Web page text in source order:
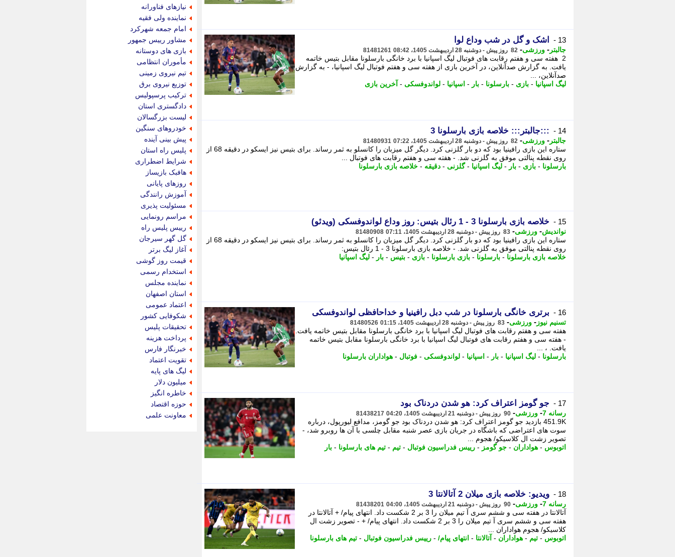
13 - اشک و گل در شب وداع لوا
جالبتر - ورزشی- 82 روز پیش - دوشنبه 28 اردیبهشت 1405، 08:42 81481261
2 هفته سی و هفتم رقابت های فوتبال لیگ اسپانیا با برد خانگی بارسلونا مقابل بتیس خاتمه
یافت. به گزارش صدآنلاین، در آخرین بازی از هفته سی و هفتم فوتبال لیگ اسپانیا، - به گزارش
صدآنلاین، ...
لیگ اسپانیا - بازی - بارسلونا - بار - اسپانیا - لواندوفسکی - آخرین بازی
14 - :::جالبتر::: خلاصه بازی بارسلونا 3
جالبتر - ورزشی- 82 روز پیش - دوشنبه 28 اردیبهشت 1405، 07:22 81480931
ستاره این بازی رافینیا بود که دو بار گلزنی کرد. دیگر گل میزبان را کانسلو به ثمر رساند. برای بتیس نیز ایسکو در دقیقه 68 از
روی نقطه پنالتی موفق به گلزنی شد. - هفته سی و هفتم رقابت های فوتبال ...
بارسلونا - بازی - بار - لیگ اسپانیا -گلزنی - دقیقه - خلاصه بازی بارسلونا
15 - خلاصه بازی بارسلونا 3 - 1 رئال بتیس: روز وداع لواندوفسکی (ویدئو)
نواندیش- ورزشی- 83 روز پیش - دوشنبه 28 اردیبهشت 1405، 07:11 81480908
ستاره این بازی رافینیا بود که دو بار گلزنی کرد. دیگر گل میزبان را کانسلو به ثمر رساند. برای بتیس نیز ایسکو در دقیقه 68 از
روی نقطه پنالتی موفق به گلزنی شد. - خلاصه بازی بارسلونا 3 - 1 رئال بتیس:
خلاصه بازی بارسلونا - بارسلونا - بازی بارسلونا - بازی - بتیس - بار - لیگ اسپانیا
16 - برتری خانگی بارسلونا در شب دبل رافینیا و خداحافظی لواندوفسکی
تسنیم نیوز - ورزشی- 83 روز پیش - دوشنبه 28 اردیبهشت 1405، 01:15 81480526
هفته سی و هفتم رقابت های فوتبال لیگ اسپانیا با برد خانگی بارسلونا مقابل بتیس خاتمه یافت.
- هفته سی و هفتم رقابت های فوتبال لیگ اسپانیا با برد خانگی بارسلونا مقابل بتیس خاتمه
یافت. ، ...
بارسلونا - لیگ اسپانیا - بار - اسپانیا - لواندوفسکی - فوتبال - هواداران بارسلونا
17 - جو گومز اعتراف کرد: هو شدن دردناک بود
رسانه 7 - ورزشی- 90 روز پیش - دوشنبه 21 اردیبهشت 1405، 04:20 81438217
451.9K بازدید جو گومز اعتراف کرد: هو شدن دردناک بود جو گومز، مدافع لیورپول، درباره
سوت های اعتراضی که باشگاه در جریان بازی عصر شنبه مقابل چلسی با آن ها روبرو شد، -
تصویر زشت ال کلاسیکو/ هجوم ...
اتوبوس - هواداران - جو گومز - رییس فدراسیون فوتبال - تیم - تیم های بارسلونا - بار
18 - ویدیو: خلاصه بازی میلان 2 آتالانتا 3
رسانه 7 - ورزشی- 90 روز پیش - دوشنبه 21 اردیبهشت 1405، 04:00 81438201
آتالانتا در هفته سی و ششم سری آ تیم میلان را 3 بر 2 شکست داد. انتهای پیام/ + آتالانتا در
هفته سی و ششم سری آ تیم میلان را 3 بر 2 شکست داد. انتهای پیام/ + - تصویر زشت ال
کلاسیکو/ هجوم هواداران ...
اتوبوس - تیم - هواداران - آتالانتا - انتهای پیام/ - رییس فدراسیون فوتبال - تیم های بارسلونا
نیازهای فناورانه
نماینده ولی فقیه
امام جمعه شهرکرد
مشاور رییس جمهور
بازی های دوستانه
مأموران انتظامی
تیم نیروی زمینی
توزیع نیروی برق
ترکیب پرسپولیس
دادگستری استان
لیست بزرگسالان
خودروهای سنگین
پیش بینی آینده
پلیس راه استان
شرایط اضطراری
هافبک بازیساز
روزهای پایانی
آموزش رانندگی
مسئولیت پذیری
مراسم رونمایی
رییس پلیس راه
گل گهر سیرجان
آغاز لیگ برتر
قیمت روز گوشی
استخدام رسمی
نماینده مجلس
استان اصفهان
اعتماد عمومی
شکوفایی کشور
تحقیقات پلیس
پرداخت هزینه
خبرنگار فارس
تقویت اعتماد
لیگ های پایه
میلیون دلار
خاطره انگیز
حوزه اقتصاد
معاونت علمی